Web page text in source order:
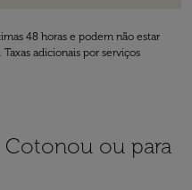
48 horas e podem não estar
adicionais por serviços
Cotonou ou para